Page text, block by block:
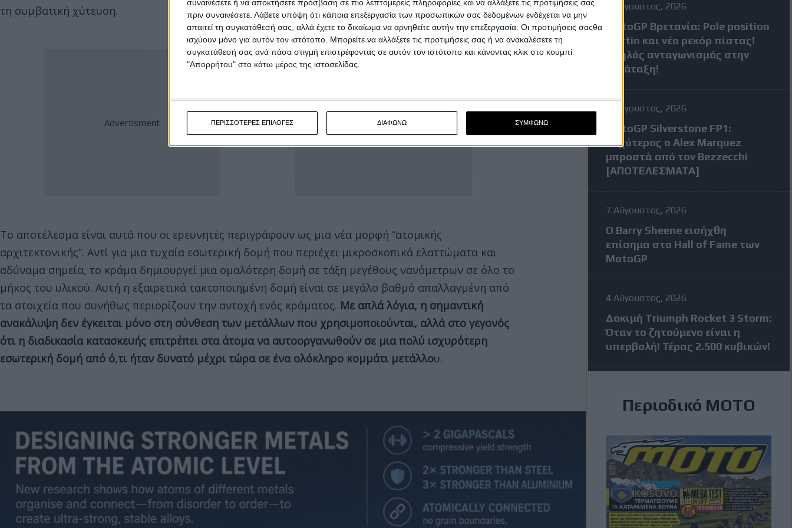
συναινέσετε ή να αποκτήσετε πρόσβαση σε πιο λεπτομερείς πληροφορίες και να αλλάξετε τις προτιμήσεις σας
πριν συναινέσετε. Λάβετε υπόψη ότι κάποια επεξεργασία των προσωπικών σας δεδομένων ενδέχεται να μην
απαιτεί τη συγκατάθεσή σας, αλλά έχετε το δικαίωμα να αρνηθείτε αυτήν την επεξεργασία. Οι προτιμήσεις σαςθα
ισχύουν μόνο για αυτόν τον ιστότοπο. Μπορείτε να αλλάξετε τις προτιμήσεις σας ή να ανακαλέσετε τη
συγκατάθεσή σας ανά πάσα στιγμή επιστρέφοντας σε αυτόν τον ιστότοπο και κάνοντας κλικ στο κουμπί
"Απορρήτου" στο κάτω μέρος της ιστοσελίδας.
ΠΕΡΙΣΣΟΤΕΡΕΣ ΕΠΙΛΟΓΕΣ ΔΙΑΦΩΝΩ ΣΥΜΦΩΝΩ
τη συμβατική χύτευση.
Το αποτέλεσμα είναι αυτό που οι ερευνητές περιγράφουν ως μια νέα μορφή “ατομικής
αρχιτεκτονικής”. Αντί για μια τυχαία εσωτερική δομή που περιέχει μικροσκοπικά ελαττώματα και
αδύναμα σημεία, το κράμα δημιουργεί μια ομαλότερη δομή σε τάξη μεγέθους νανόμετρων σε όλο το
μήκος του υλικού. Αυτή η εξαιρετικά τακτοποιημένη δομή είναι σε μεγάλο βαθμό απαλλαγμένη από
τα στοιχεία που συνήθως περιορίζουν την αντοχή ενός κράματος. Με απλά λόγια, η σημαντική
ανακάλυψη δεν έγκειται μόνο στη σύνθεση των μετάλλων που χρησιμοποιούνται, αλλά στο γεγονός
ότι η διαδικασία κατασκευής επιτρέπει στα άτομα να αυτοοργανωθούν σε μια πολύ ισχυρότερη
εσωτερική δομή από ό,τι ήταν δυνατό μέχρι τώρα σε ένα ολόκληρο κομμάτι μετάλλου.
8 Αύγουστος, 2026
MotoGP Βρετανία: Pole position
Martin και νέο ρεκόρ πίστας!
Υψηλός ανταγωνισμός στην
κατάταξη!
7 Αύγουστος, 2026
MotoGP Silverstone FP1:
Ταχύτερος ο Alex Marquez
μπροστά από τον Bezzecchi
[ΑΠΟΤΕΛΕΣΜΑΤΑ]
7 Αύγουστος, 2026
Ο Barry Sheene εισήχθη
επίσημα στο Hall of Fame των
MotoGP
4 Αύγουστος, 2026
Δοκιμή Triumph Rocket 3 Storm:
Όταν το ζητούμενο είναι η
υπερβολή! Τέρας 2.500 κυβικών!
MotoGP: Πέντε αναβάτες σε
το Grand Prix της Βρετανίας
3 Αύγουστος, 2026
MXGP Βέλγιο: Κέρδισε ο Jeffrey
Herlings και πάει ολοταχώς για
τίτλο
Περιοδικό ΜΟΤΟ